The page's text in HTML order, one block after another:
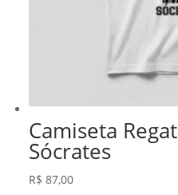
Camiseta
Sócrates
R$ 87,00